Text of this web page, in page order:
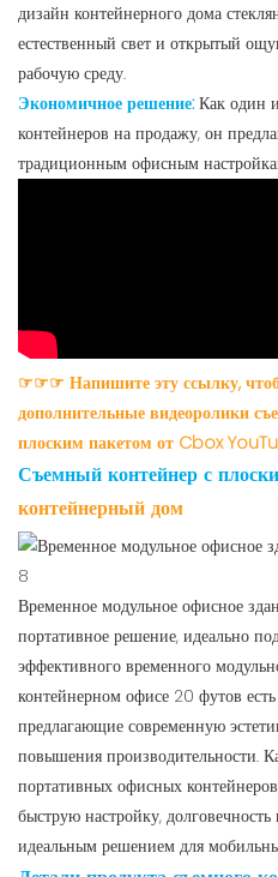
дизайн контейнерного дома
естественный свет и открытый
рабочую среду.
Экономичное решение: Как один
контейнеров на продажу, он
традиционным офисным
☞☞☞ Напишите эту ссылку,
дополнительные видеоролики
плоским пакетом от Cbox
Съемный контейнер с
контейнерный дом
Временное модульное офисное
портативное решение, идеально
эффективного временного
контейнерном офисе 20 футов
предлагающие современную
повышения производительности.
портативных офисных
быструю настройку, долговечность
идеальным решением для